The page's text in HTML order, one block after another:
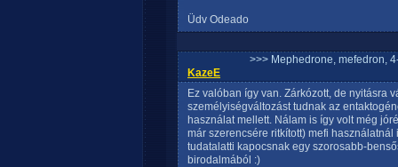
Üdv Odeado
>>> Mephedrone, mefedron,
KazeE
Ez valóban így van. Zárkózott, de nyitásra
személyiségváltozást tudnak az
használat mellett. Nálam is így volt még
már szerencsére ritkított) mefi
tudatalatti kapocsnak egy szorosabb-
birodalmából :)